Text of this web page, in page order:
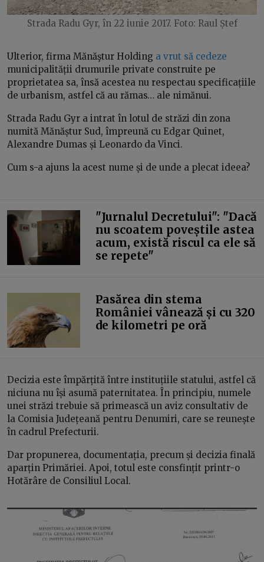
Strada Radu Gyr, în 22 iunie 2017. Foto: Raul Ștef
Ulterior, firma Mănăştur Holding a vrut să cedeze
municipalității drumurile private construite pe
proprietatea sa, însă acestea nu respectau specificațiile
de urbanism, astfel că au rămas… ale nimănui.
Strada Radu Gyr a intrat în lotul de străzi din zona
numită Mănăștur Sud, împreună cu Edgar Quinet,
Alexandre Dumas și Leonardo da Vinci.
Cum s-a ajuns la acest nume și de unde a plecat ideea?
"Jurnalul Decretului": "Dacă
nu scoatem poveștile astea
acum, există riscul ca ele să
se repete"
Pasărea din stema
României vânează și cu 320
de kilometri pe oră
Decizia este împărțită între instituțiile statului, astfel că
niciuna nu își asumă paternitatea. În principiu, numele
unei străzi trebuie să primească un aviz consultativ de
la Comisia Județeană pentru Denumiri, care se reunește
în cadrul Prefecturii.
Dar propunerea, documentația, precum și decizia finală
aparțin Primăriei. Apoi, totul este consfințit printr-o
Hotărâre de Consiliul Local.